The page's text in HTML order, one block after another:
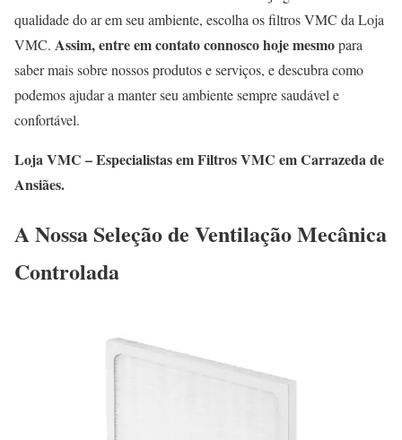
qualidade do ar em seu ambiente, escolha os filtros VMC da Loja
VMC. Assim, entre em contato connosco hoje mesmopara
saber mais sobre nossos produtos e serviços, e descubra como
podemos ajudar a manter seu ambiente sempre saudável e
confortável.
Loja VMC – Especialistas em Filtros VMC em Carrazeda de
Ansiães.
A Nossa Seleção de Ventilação Mecânica
Controlada